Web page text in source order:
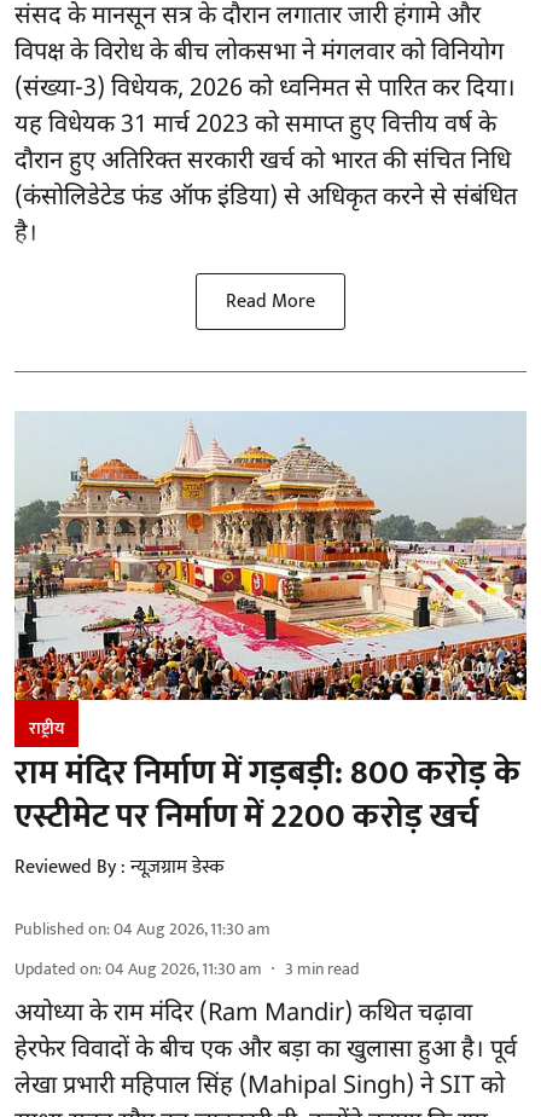
संसद के मानसून सत्र के दौरान लगातार जारी हंगामे और
विपक्ष के विरोध के बीच लोकसभा ने मंगलवार को विनियोग
(संख्या-3) विधेयक, 2026 को ध्वनिमत से पारित कर दिया।
यह विधेयक 31 मार्च 2023 को समाप्त हुए वित्तीय वर्ष के
दौरान हुए अतिरिक्त सरकारी खर्च को भारत की संचित निधि
(कंसोलिडेटेड फंड ऑफ इंडिया) से अधिकृत करने से संबंधित
है।
Read More
राष्ट्रीय
राम मंदिर निर्माण में गड़बड़ी: 800 करोड़ के
एस्टीमेट पर निर्माण में 2200 करोड़ खर्च
Reviewed By :न्यूज़ग्राम डेस्क
Published on:04 Aug 2026, 11:30 am
Updated on:04 Aug 2026, 11:30 am 3 min read
अयोध्या के राम मंदिर(Ram Mandir) कथित चढ़ावा
हेरफेर विवादों के बीच एक और बड़ा का खुलासा हुआ है। पूर्व
लेखा प्रभारी महिपाल सिंह (Mahipal Singh) ने SIT को